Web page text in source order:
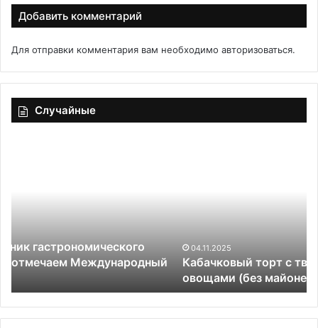
Добавить комментарий
Для отправки комментария вам необходимо авторизоваться.
Случайные
(без
майонеза)
04.11.2025
Кабачковый торт с творогом, ветчиной и